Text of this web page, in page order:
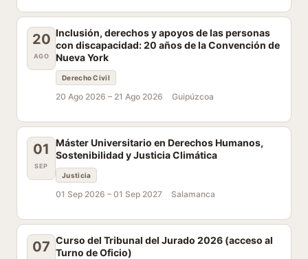
20
AGO
Inclusión, derechos y apoyos de las personas
con discapacidad: 20 años de la Convención de
Nueva York
Derecho Civil
20 Ago 2026 – 21 Ago 2026 Guipúzcoa
01
SEP
Máster Universitario en Derechos Humanos,
Sostenibilidad y Justicia Climática
Justicia
01 Sep 2026 – 01 Sep 2027 Salamanca
07 Curso del Tribunal del Jurado 2026 (acceso al
Turno de Oficio)